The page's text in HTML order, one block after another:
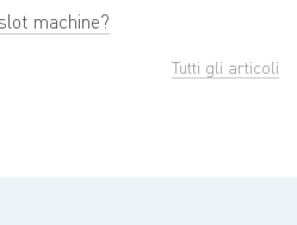
machine?
Tutti gli articoli